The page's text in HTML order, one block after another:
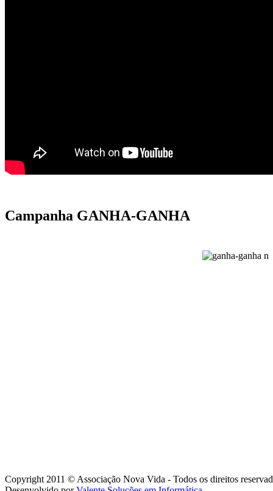
Campanha GANHA-GANHA
Copyright 2011 © Associação Nova Vida - Todos os direitos